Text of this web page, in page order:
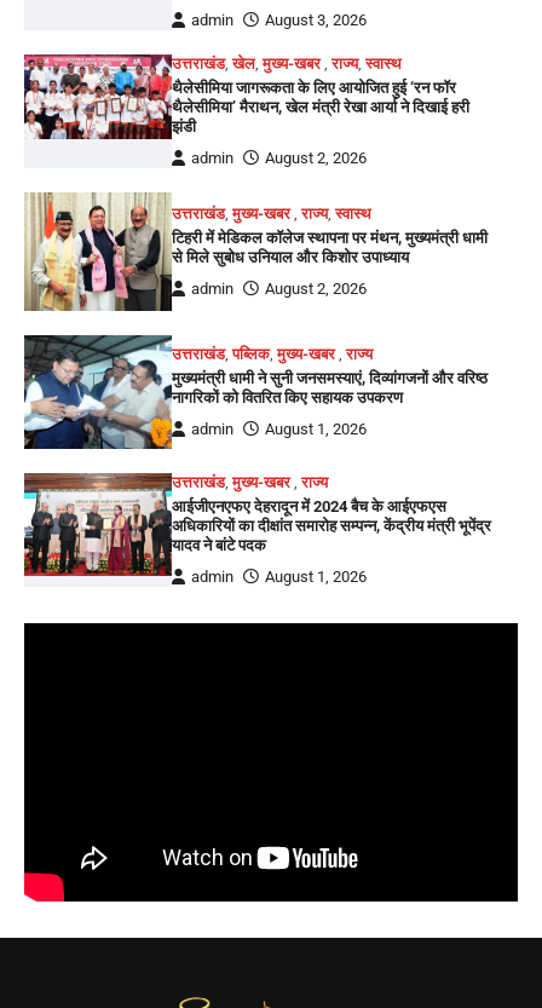
admin
August 3, 2026
उत्तराखंड,खेल,मुख्य-खबर,राज्य,स्वास्थ
थैलेसीमिया जागरूकता के लिए आयोजित हुई ‘रन फॉर
थैलेसीमिया’ मैराथन, खेल मंत्री रेखा आर्या ने दिखाई हरी
झंडी
admin
August 2, 2026
उत्तराखंड,मुख्य-खबर,राज्य,स्वास्थ
टिहरी में मेडिकल कॉलेज स्थापना पर मंथन, मुख्यमंत्री धामी
से मिले सुबोध उनियाल और किशोर उपाध्याय
admin
August 2, 2026
उत्तराखंड,पब्लिक,मुख्य-खबर,राज्य
मुख्यमंत्री धामी ने सुनी जनसमस्याएं, दिव्यांगजनों और वरिष्ठ
नागरिकों को वितरित किए सहायक उपकरण
admin
August 1, 2026
उत्तराखंड,मुख्य-खबर,राज्य
आईजीएनएफए देहरादून में 2024 बैच के आईएफएस
अधिकारियों का दीक्षांत समारोह सम्पन्न, केंद्रीय मंत्री भूपेंद्र
यादव ने बांटे पदक
admin
August 1, 2026